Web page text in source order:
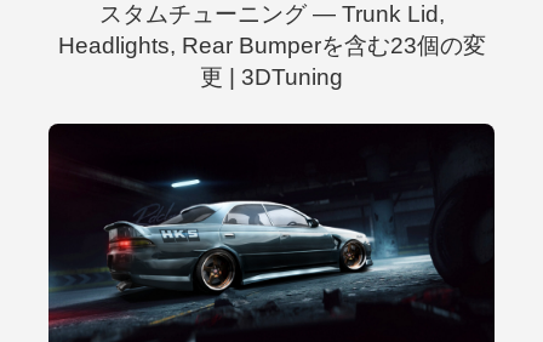
スタムチューニング — Trunk Lid,
Headlights, Rear Bumperを含む23個の変
更 | 3DTuning